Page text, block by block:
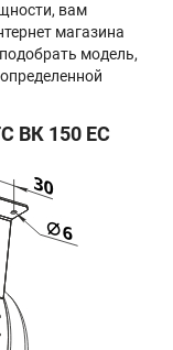
вам
магазина
модель,
ВК 150 ЕС